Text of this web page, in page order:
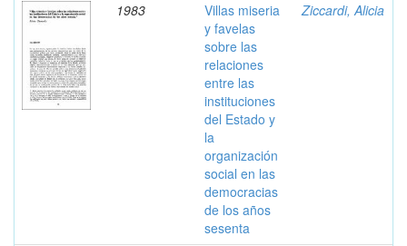
1983
Villas miseria
y favelas
sobre las
relaciones
entre las
instituciones
del Estado y
la
organización
social en las
democracias
de los años
sesenta
Ziccardi, Alicia